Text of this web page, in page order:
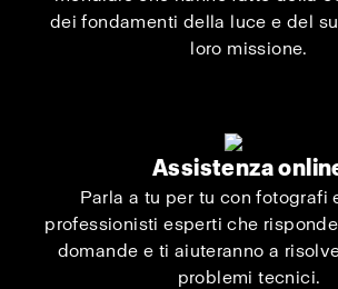
dei fondamenti della luce e del
loro missione.
Assistenza
Parla a tu per tu con fotografi
professionisti esperti che
domande e ti aiuteranno a
problemi tecnici.